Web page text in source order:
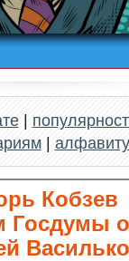
|
| алфавиту
Кобзев
Госдумы